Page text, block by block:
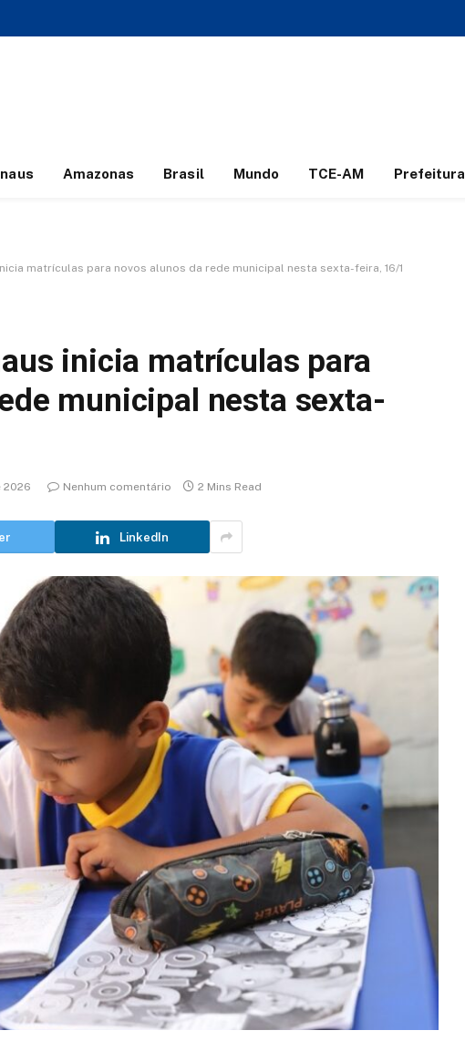
Amazonas Brasil Mundo TCE-AM Prefeitura
matrículas para novos alunos da rede municipal nesta sexta-feira, 16/1
inicia matrículas para
municipal nesta sexta-
2026 Nenhum comentário 2 Mins Read
LinkedIn